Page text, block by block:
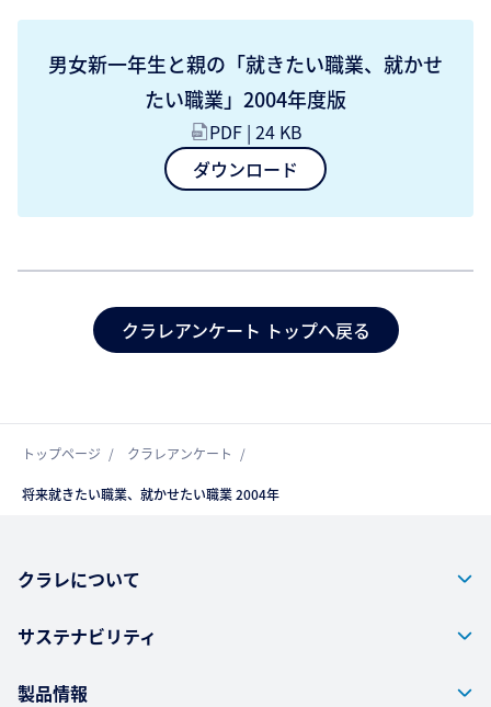
男女新一年生と親の「就きたい職業、就かせ
たい職業」2004年度版
PDF | 24 KB
ダウンロード
クラレアンケート トップへ戻る
トップページ クラレアンケート
将来就きたい職業、就かせたい職業 2004年
クラレについて
サステナビリティ
製品情報